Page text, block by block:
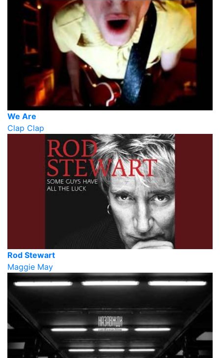
We Are
Clap Clap
Rod Stewart
Maggie May